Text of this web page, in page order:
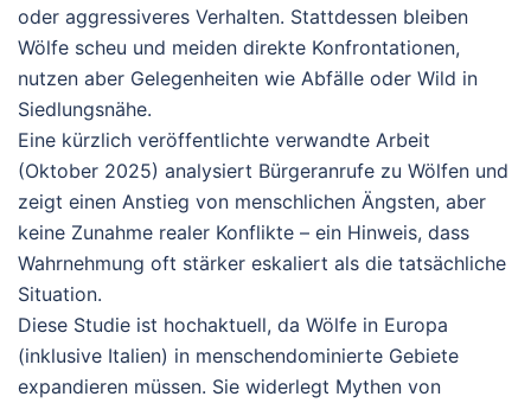
oder aggressiveres Verhalten. Stattdessen bleiben
Wölfe scheu und meiden direkte Konfrontationen,
nutzen aber Gelegenheiten wie Abfälle oder Wild in
Siedlungsnähe.
Eine kürzlich veröffentlichte verwandte Arbeit
(Oktober 2025) analysiert Bürgeranrufe zu Wölfen und
zeigt einen Anstieg von menschlichen Ängsten, aber
keine Zunahme realer Konflikte – ein Hinweis, dass
Wahrnehmung oft stärker eskaliert als die tatsächliche
Situation.
Diese Studie ist hochaktuell, da Wölfe in Europa
(inklusive Italien) in menschendominierte Gebiete
expandieren müssen. Sie widerlegt Mythen von